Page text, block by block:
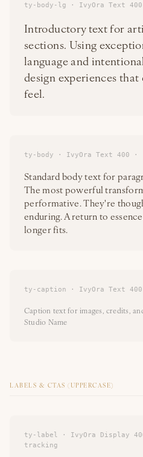
ty-body-lg · IvyOra Text
Introductory text for
sections. Using
language and
design experiences that
feel.
ty-body · IvyOra Text 400 ·
Standard body text for
The most powerful
performative. They're
enduring. A return to
longer fits.
ty-caption · IvyOra Text
Caption text for images, credits,
Studio Name
LABELS & CTAS (UPPERCASE)
ty-label · IvyOra Display
tracking